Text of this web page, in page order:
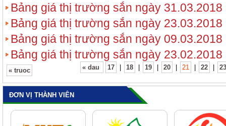
Bảng giá thị trường sắn ngày 31.03.2018
Bảng giá thị trường sắn ngày 23.03.2018
Bảng giá thị trường sắn ngày 09.03.2018
Bảng giá thị trường sắn ngày 23.02.2018
« dau
« truoc 17 18 19 20 21 22 23
ĐƠN VỊ THÀNH VIÊN